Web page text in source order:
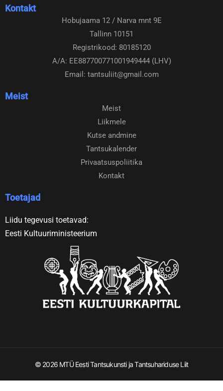
b
o
o
k
a
g
r
a
m
Kontakt
Hobujaama 12 / Narva mnt 9E
Tallinn 10151
Registrikood: 80185120
A/A: EE887700771001949444 (LHV)
Email: tantsuliit@gmail.com
Meist
Meist
Liikmele
Kutse andmine
Tantsukalender
Privaatsuspoliitika
Kontakt
Toetajad
Liidu tegevusi toetavad:
Eesti Kultuuriministeerium
© 2026 MTÜ Eesti Tantsukunsti ja Tantsuhariduse Liit